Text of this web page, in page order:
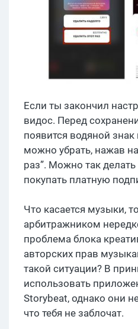
Если ты закончил
видос. Перед
появится водяной
можно убрать, нажав
раз”. Можно так
покупать платную
Что касается музыки,
арбитражником
проблема блока
авторских прав
такой ситуации? В
использовать
Storybeat, однако они
что тебя не заблочат.